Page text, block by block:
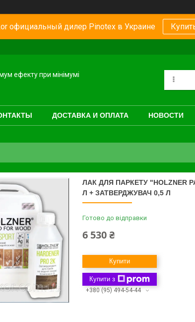
официальный дилер Pinotex в Украине
ефекту при мінімумі
ДОСТАВКА И ОПЛАТА НОВОСТИ
ЛАК ДЛЯ ПАРКЕТУ "HOLZNER
Л + ЗАТВЕРДЖУВАЧ 0,5 Л
Готово до відправки
6 530 ₴
Купити
Купити з
+380 (95) 494-54-44